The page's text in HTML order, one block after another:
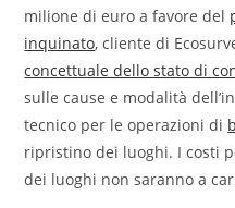
milione di euro a favore del
inquinato, cliente di
concettuale dello stato di
sulle cause e modalità
tecnico per le operazioni di
ripristino dei luoghi. I costi
dei luoghi non saranno a